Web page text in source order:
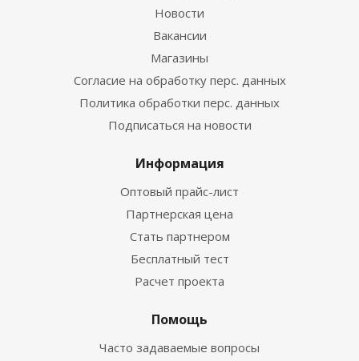
Новости
Вакансии
Магазины
Согласие на обработку перс. данных
Политика обработки перс. данных
Подписаться на новости
Информация
Оптовый прайс-лист
Партнерская цена
Стать партнером
Бесплатный тест
Расчет проекта
Помощь
Часто задаваемые вопросы